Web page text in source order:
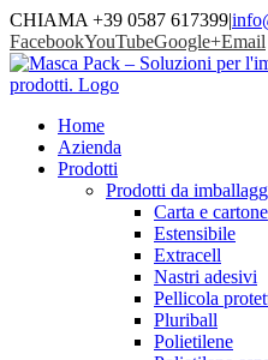
CHIAMA +39 0587 617399|
FacebookYouTubeGoogle+Email
Home
Azienda
Prodotti
Prodotti da
Carta e cartone
Estensibile
Extracell
Nastri adesivi
Pellicola
Pluriball
Polietilene